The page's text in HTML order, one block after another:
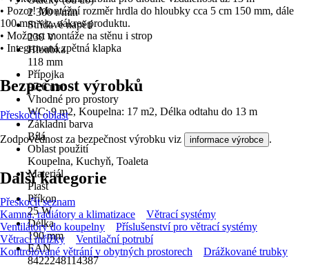
2 300 r/min
Střídavé napětí
230 V
Hloubka
118 mm
Přípojka
97,6 mm
Vhodné pro prostory
WC: 9 m2, Koupelna: 17 m2, Délka odtahu do 13 m
Základní barva
Bílá
Oblast použití
Koupelna, Kuchyň, Toaleta
Materiál
Plast
Příkon
25 W
Délka
190 mm
EAN
8422248114387
• Pozor! Montážní rozměr hrdla do hloubky cca 5 cm 150 mm, dále
100 mm viz. nákres produktu.
• Možnost montáže na stěnu i strop
• Integrovaná zpětná klapka
Bezpečnost výrobků
Přeskočit oblast
Zodpovědnost za bezpečnost výrobku viz informace výrobce .
Další kategorie
Přeskočit seznam
Kamna, radiátory a klimatizace
Větrací systémy
Ventilátory do koupelny
Příslušenství pro větrací systémy
Větrací mřížky
Ventilační potrubí
Kontrolované větrání v obytných prostorech
Drážkované trubky